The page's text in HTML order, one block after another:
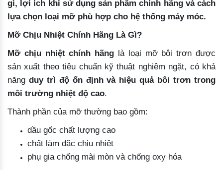
gì, lợi ích khi sử dụng sản phẩm chính hãng và cách
lựa chọn loại mỡ phù hợp cho hệ thống máy móc.
Mỡ Chịu Nhiệt Chính Hãng Là Gì?
Mỡ chịu nhiệt chính hãng là loại mỡ bôi trơn được
sản xuất theo tiêu chuẩn kỹ thuật nghiêm ngặt, có khả
năng duy trì độ ổn định và hiệu quả bôi trơn trong
môi trường nhiệt độ cao.
Thành phần của mỡ thường bao gồm:
dầu gốc chất lượng cao
chất làm đặc chịu nhiệt
phụ gia chống mài mòn và chống oxy hóa